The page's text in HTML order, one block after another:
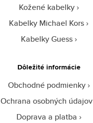
Kožené kabelky
Kabelky Michael Kors
Kabelky Guess
Dôležité informácie
Obchodné podmienky
Ochrana osobných údajov
Doprava a platba